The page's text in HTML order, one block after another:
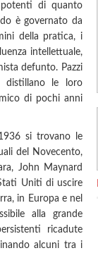
potenti di quanto
è governato da
della pratica, i
intellettuale,
defunto. Pazzi
distillano le loro
di pochi anni
si trovano le
del Novecento,
John Maynard
Uniti di uscire
in Europa e nel
alla grande
ricadute
alcuni tra i